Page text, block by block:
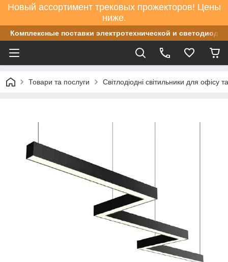
Новый ассортимент трековых прожекторов! Цены
ниже.
Комплексные поставки электротехнической и
Товари та послуги Світлодіодні світильники для офісу